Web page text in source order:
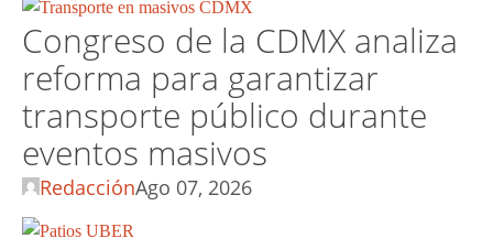
Congreso de la CDMX analiza
reforma para garantizar
transporte público durante
eventos masivos
RedacciónAgo 07, 2026